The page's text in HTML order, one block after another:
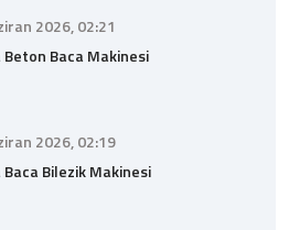
2026, 02:21
Beton Baca Makinesi
2026, 02:19
Baca Bilezik Makinesi